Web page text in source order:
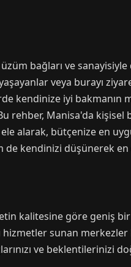
bağları ve sanayisiyle
veya burayı
kendinize iyi bakmanın
rehber, Manisa'da kişisel
alarak, bütçenize en
de kendinizi düşünerek
kalitesine göre geniş
hizmetler sunan
ve beklentilerinizi